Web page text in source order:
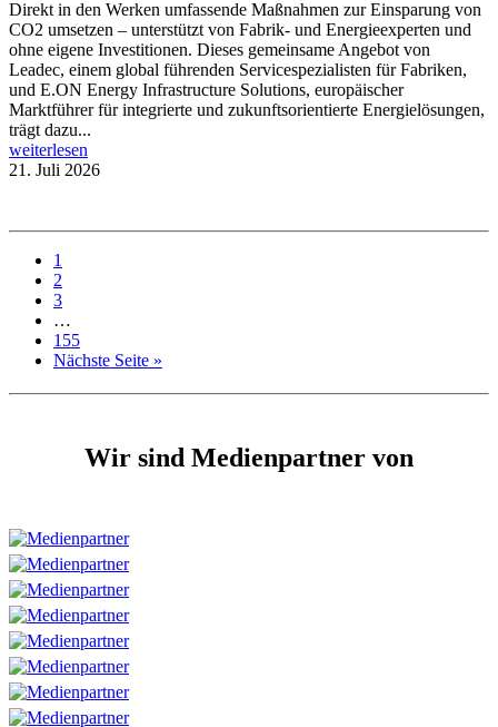
Direkt in den Werken umfassende Maßnahmen zur Einsparung von
CO2 umsetzen – unterstützt von Fabrik- und Energieexperten und
ohne eigene Investitionen. Dieses gemeinsame Angebot von
Leadec, einem global führenden Servicespezialisten für Fabriken,
und E.ON Energy Infrastructure Solutions, europäischer
Marktführer für integrierte und zukunftsorientierte Energielösungen,
trägt dazu...
weiterlesen
21. Juli 2026
1
2
3
…
155
Nächste Seite »
Wir sind Medienpartner von